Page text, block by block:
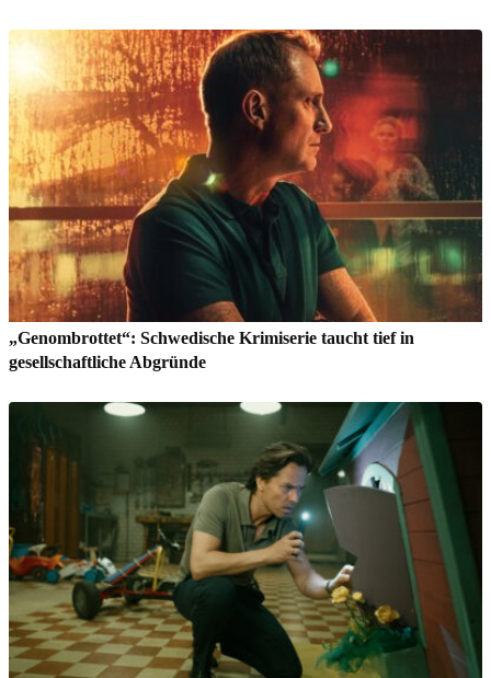
„Genombrottet“: Schwedische Krimiserie taucht tief in
gesellschaftliche Abgründe